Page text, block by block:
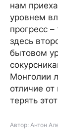
нам
уровнем
прогресс
здесь
бытовом
Монголии
отличие
терять
Автор: Антон